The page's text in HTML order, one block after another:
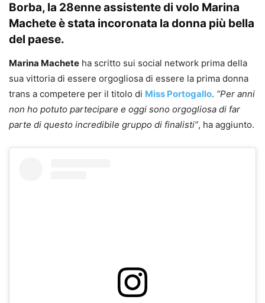
Borba, la 28enne assistente di volo Marina
Machete è stata incoronata la donna più bella
del paese.
Marina Machete ha scritto sui social network prima della
sua vittoria di essere orgogliosa di essere la prima donna
trans a competere per il titolo di Miss Portogallo. “Per anni
non ho potuto partecipare e oggi sono orgogliosa di far
parte di questo incredibile gruppo di finalisti”, ha aggiunto.